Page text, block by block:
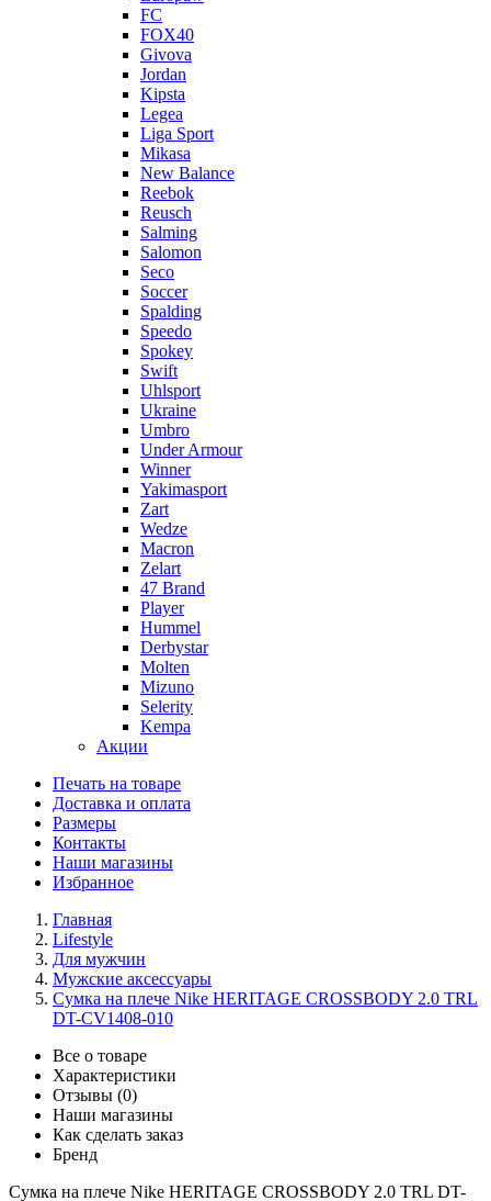
FC
FOX40
Givova
Jordan
Kipsta
Legea
Liga Sport
Mikasa
New Balance
Reebok
Reusch
Salming
Salomon
Seco
Soccer
Spalding
Speedo
Spokey
Swift
Uhlsport
Ukraine
Umbro
Under Armour
Winner
Yakimasport
Zart
Wedze
Macron
Zelart
47 Brand
Player
Hummel
Derbystar
Molten
Mizuno
Selerity
Kempa
Акции
Печать на товаре
Доставка и оплата
Размеры
Контакты
Наши магазины
Избранное
Главная
Lifestyle
Для мужчин
Мужские аксессуары
Сумка на плече Nike HERITAGE CROSSBODY 2.0 TRL
DT-CV1408-010
Все о товаре
Характеристики
Отзывы (0)
Наши магазины
Как сделать заказ
Бренд
Сумка на плече Nike HERITAGE CROSSBODY 2.0 TRL DT-